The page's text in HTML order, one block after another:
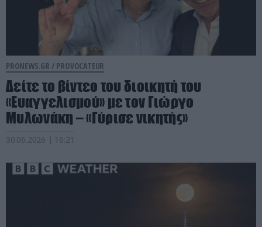
PRONEWS.GR / PROVOCATEUR
Δείτε το βίντεο του διοικητή του
«Ευαγγελισμού» με τον Γιώργο
Μυλωνάκη – «Γύρισε νικητής»
30.06.2026 | 16:21